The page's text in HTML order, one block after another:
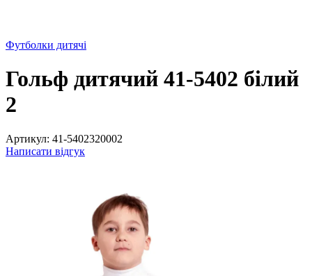
Футболки дитячі
Гольф дитячий 41-5402 білий
2
Артикул: 41-5402320002
Написати відгук